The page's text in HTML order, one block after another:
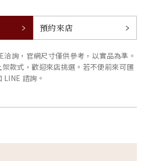
預約來店
洽詢，官網尺寸僅供參考，以實品為準。
款式，歡迎來店挑選。若不便前來可匯
LINE 諮詢。